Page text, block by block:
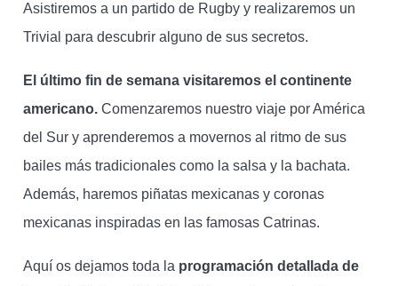
Asistiremos a un partido de Rugby y realizaremos un
Trivial para descubrir alguno de sus secretos.
El último fin de semana visitaremos el continente
americano. Comenzaremos nuestro viaje por América
del Sur y aprenderemos a movernos al ritmo de sus
bailes más tradicionales como la salsa y la bachata.
Además, haremos piñatas mexicanas y coronas
mexicanas inspiradas en las famosas Catrinas.
Aquí os dejamos toda laprogramación detallada de